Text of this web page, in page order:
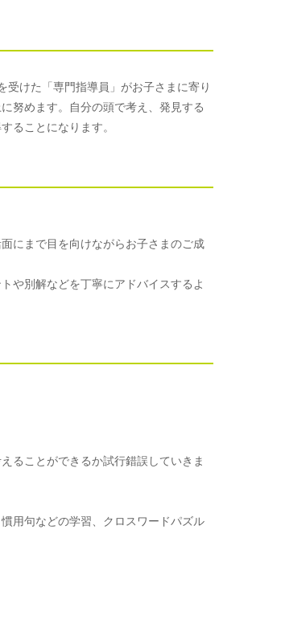
けた「専門指導員」がお子さまに寄り
努めます。自分の頭で考え、発見する
ることになります。
にまで目を向けながらお子さまのご成
や別解などを丁寧にアドバイスするよ
ることができるか試行錯誤していきま
用句などの学習、クロスワードパズル